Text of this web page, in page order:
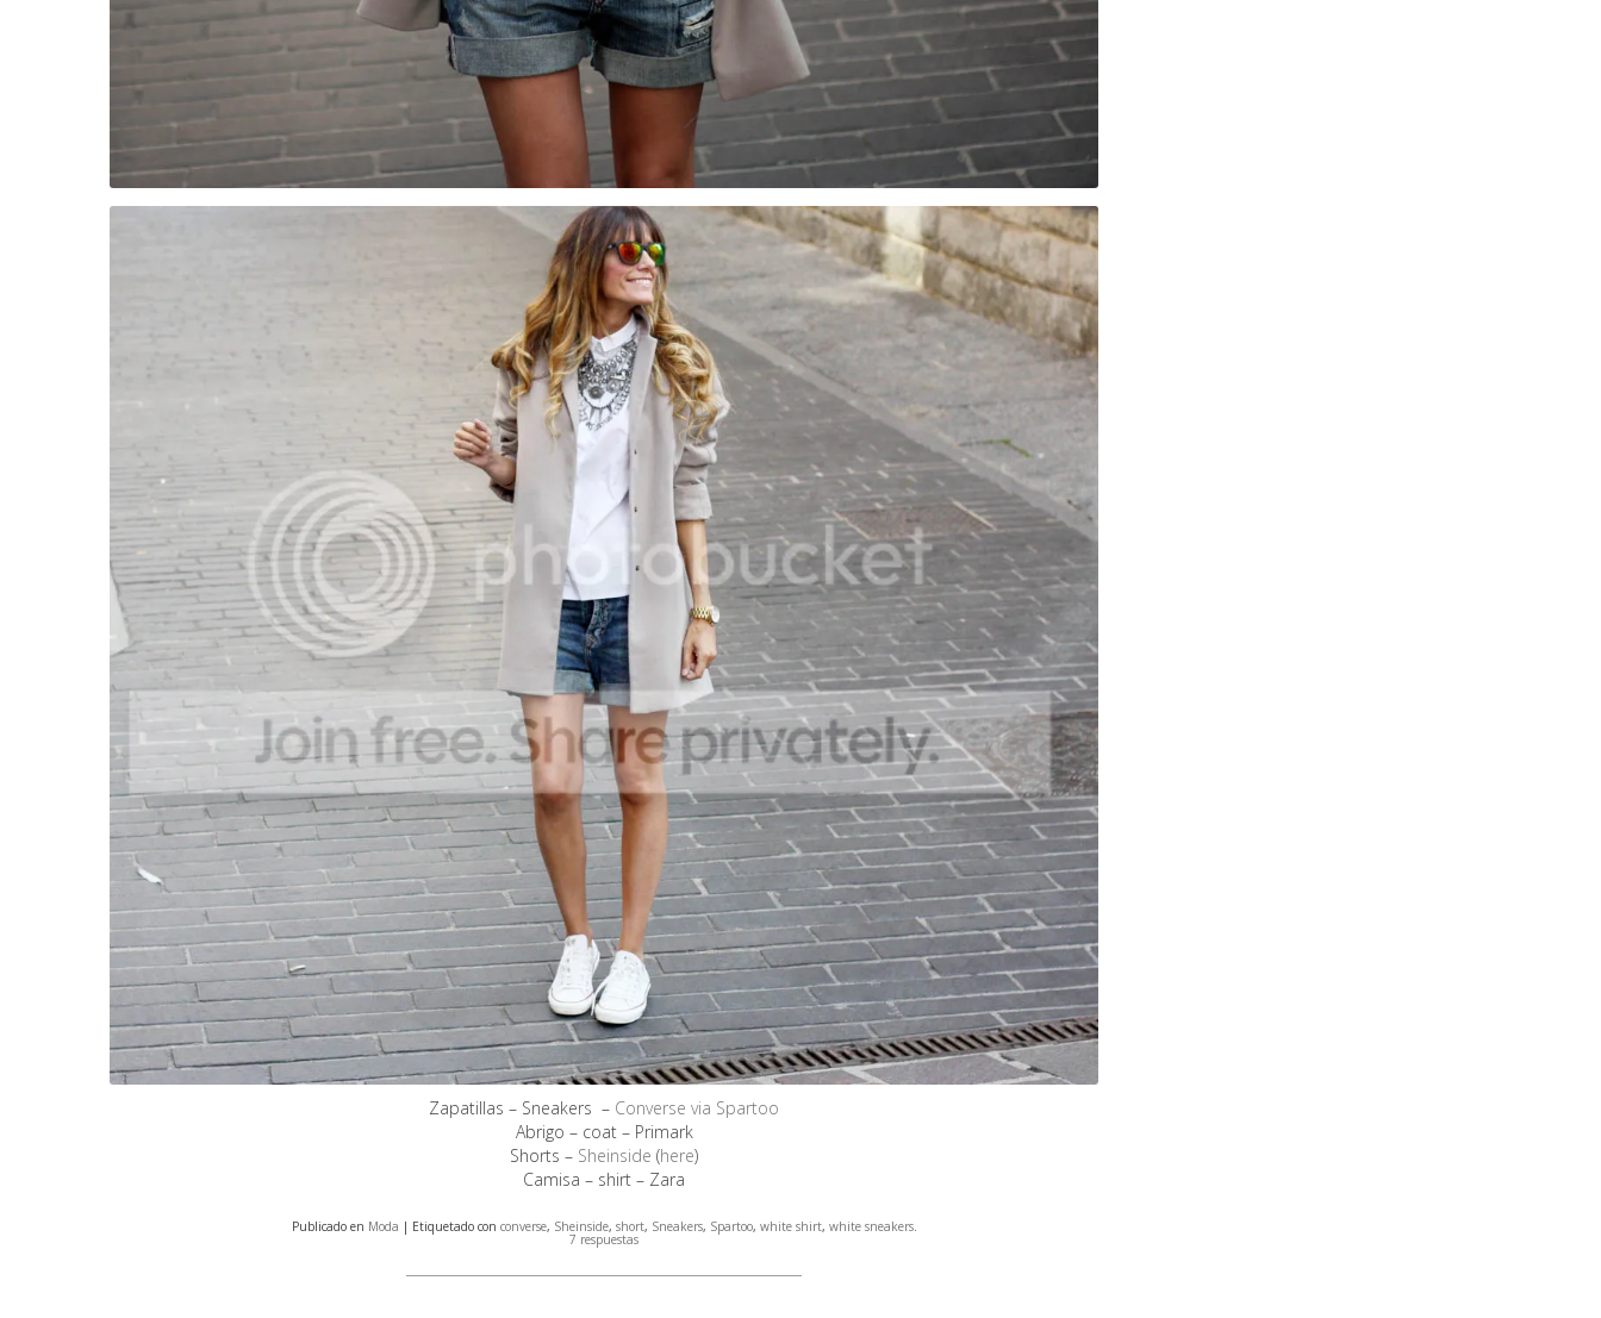
Zapatillas – Sneakers – Converse via Spartoo
Abrigo – coat – Primark
Shorts – Sheinside (here)
Camisa – shirt – Zara
Publicado en Moda | Etiquetado con converse, Sheinside, short, Sneakers, Spartoo, white shirt, white sneakers.
7 respuestas